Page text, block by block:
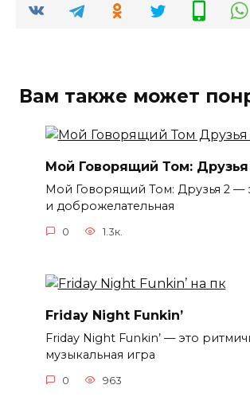
Вам также может
Мой Говорящий Том: Друзья
Мой Говорящий Том: Друзья 2 —
и доброжелательная
0 1.3к.
Friday Night Funkin’
Friday Night Funkin’ — это
музыкальная игра
0 963